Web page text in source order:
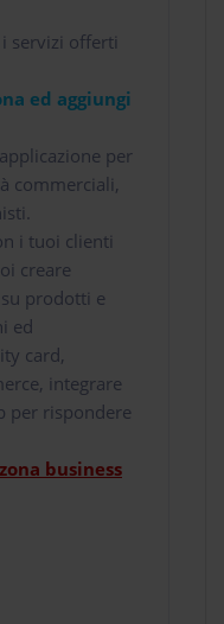
servizi offerti
ed aggiungi
per
commerciali,
i tuoi clienti
creare
prodotti e
ed
card,
integrare
per rispondere
business